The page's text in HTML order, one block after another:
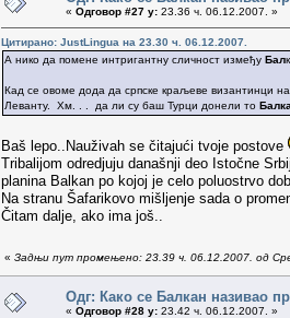
« Одговор #27 у: 23.36 ч. 06.12.2007. »
Цитирано: JustLingua на 23.30 ч. 06.12.2007.
А нико да помене интригантну сличност између Бал
Кад се овоме дода да српске краљеве византинци
Леванту. Хм. . . да ли су баш Турци донели то
Baš lepo..Nauživah se čitajući tvoje postove
Tribalijom odredjuju današnji deo Istočne
planina Balkan po kojoj je celo poluostrvo
Na stranu Šafarikovo mišljenje sada o
Čitam dalje, ako ima još..
« Задњи пут промењено: 23.39 ч. 06.12.2007. од
Одг: Како се Балкан називао
« Одговор #28 у: 23.42 ч. 06.12.2007. »